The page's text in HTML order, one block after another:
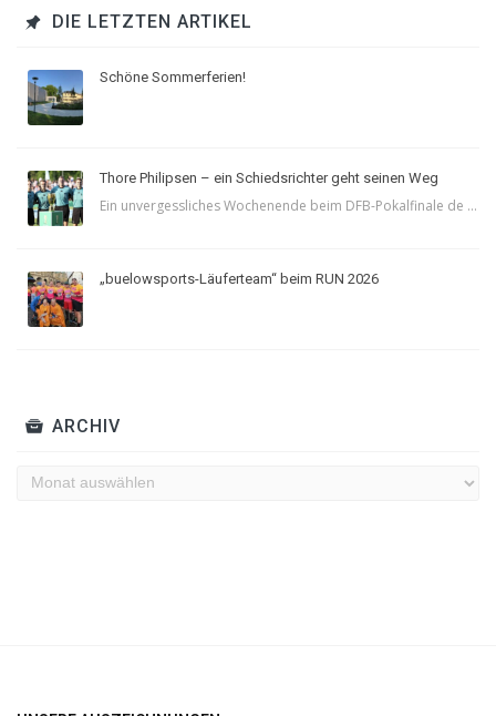
DIE LETZTEN ARTIKEL
Schöne Sommerferien!
Thore Philipsen – ein Schiedsrichter geht seinen Weg
Ein unvergessliches Wochenende beim DFB-Pokalfinale de ...
„buelowsports-Läuferteam“ beim RUN 2026
ARCHIV
Archiv